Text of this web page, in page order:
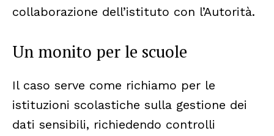
collaborazione dell’istituto con l’Autorità.
Un monito per le scuole
Il caso serve come richiamo per le
istituzioni scolastiche sulla gestione dei
dati sensibili, richiedendo controlli